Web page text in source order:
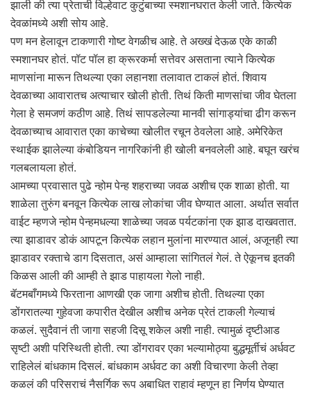
झाली की त्या प्रेताची विल्हेवाट कुटुंबाच्या स्मशानघरात केली जाते. कित्येक
देवळांमध्ये अशी सोय आहे.
पण मन हेलावून टाकणारी गोष्ट वेगळीच आहे. ते अख्खं देऊळ एके काळी
स्मशानघर होतं. पॉट पॉल हा क्रूरकर्मा सत्तेवर असताना त्याने कित्येक
माणसांना मारून तिथल्या एका लहानशा तलावात टाकलं होतं. शिवाय
देवळाच्या आवारातच अत्याचार खोली होती. तिथं किती माणसांचा जीव घेतला
गेला हे समजणं कठीण आहे. तिथं सापडलेल्या मानवी सांगाड्यांचा ढीग करून
देवळाच्याच आवारात एका काचेच्या खोलीत रचून ठेवलेला आहे. अमेरिकेत
स्थाईक झालेल्या कंबोडियन नागरिकांनी ही खोली बनवलेली आहे. बघून खरंच
गलबलायला होतं.
आमच्या प्रवासात पुढे न्होम पेन्ह शहराच्या जवळ अशीच एक शाळा होती. या
शाळेला तुरुंग बनवून कित्येक लाख लोकांचा जीव घेण्यात आला. अर्थात सर्वात
वाईट म्हणजे न्होम पेन्हमधल्या शाळेच्या जवळ पर्यटकांना एक झाड दाखवतात.
त्या झाडावर डोकं आपटून कित्येक लहान मुलांना मारण्यात आलं, अजूनही त्या
झाडावर रक्ताचे डाग दिसतात, असं आम्हाला सांगितलं गेलं. ते ऐकूनच इतकी
किळस आली की आम्ही ते झाड पाहायला गेलो नाही.
बॅटमबाँगमध्ये फिरताना आणखी एक जागा अशीच होती. तिथल्या एका
डोंगरातल्या गुहेवजा कपारीत देखील अशीच अनेक प्रेतं टाकली गेल्याचं
कळलं. सुदैवानं ती जागा सहजी दिसू शकेल अशी नाही. त्यामुळं दृष्टीआड
सृष्टी अशी परिस्थिती होती. त्या डोंगरावर एका भल्यामोठ्या बुद्धमूर्तीचं अर्धवट
राहिलेलं बांधकाम दिसलं. बांधकाम अर्धवट का अशी विचारणा केली तेव्हा
कळलं की परिसराचं नैसर्गिक रूप अबाधित राहावं म्हणून हा निर्णय घेण्यात